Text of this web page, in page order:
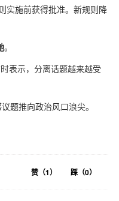
实施前获得批准。新规则降
。
表示，分离话题越来越受
题推向政治风口浪尖。
赞（1） 踩（0）